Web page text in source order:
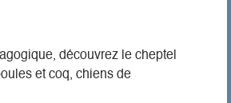
découvrez le cheptel
et coq, chiens de